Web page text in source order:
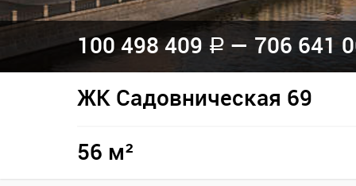
100 498 409 a — 706 641
ЖК Садовническая 69
56 м²